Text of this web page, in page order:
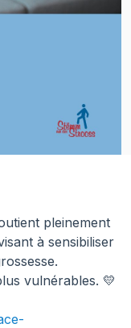
pleinement
à sensibiliser
vulnérables. 💛